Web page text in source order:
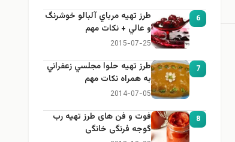
6
طرز تهيه مرباي آلبالو خوشرنگ
و عالي + نكات مهم
2015-07-25
7
طرز تهيه حلوا مجلسي زعفراني
به همراه نكات مهم
2014-07-05
8
فوت و فن های طرز تهیه رب
گوجه فرنگی خانگی